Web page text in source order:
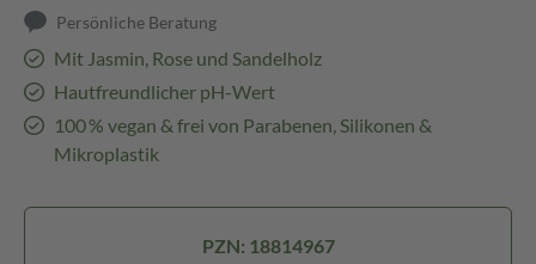
Persönliche Beratung
Mit Jasmin, Rose und Sandelholz
Hautfreundlicher pH-Wert
100 % vegan & frei von Parabenen, Silikonen &
Mikroplastik
PZN: 18814967